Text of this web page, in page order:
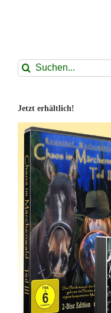
Suche
nach:
Jetzt erhältlich!